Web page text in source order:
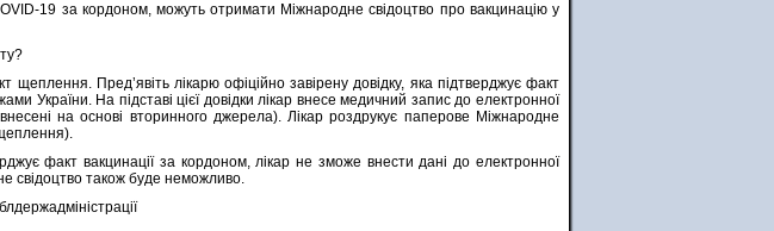
19 за кордоном, можуть отримати Міжнародне свідоцтво про вакцинацію у
щеплення. Пред’явіть лікарю офіційно завірену довідку, яка підтверджує факт
України. На підставі цієї довідки лікар внесе медичний запис до електронної
на основі вторинного джерела). Лікар роздрукує паперове Міжнародне
факт вакцинації за кордоном, лікар не зможе внести дані до електронної
свідоцтво також буде неможливо.